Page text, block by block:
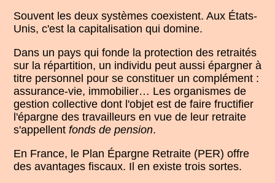
Souvent les deux systèmes coexistent. Aux États-
Unis, c'est la capitalisation qui domine.
Dans un pays qui fonde la protection des retraités
sur la répartition, un individu peut aussi épargner à
titre personnel pour se constituer un complément :
assurance-vie, immobilier… Les organismes de
gestion collective dont l'objet est de faire fructifier
l'épargne des travailleurs en vue de leur retraite
s'appellentfonds de pension.
En France, le Plan Épargne Retraite (PER) offre
des avantages fiscaux. Il en existe trois sortes.